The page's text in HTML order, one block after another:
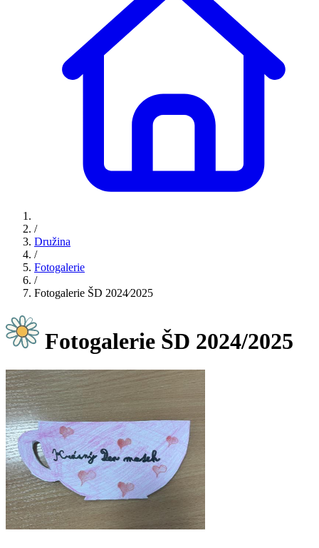
/
Družina
/
Fotogalerie
/
Fotogalerie ŠD 2024⁄2025
Fotogalerie ŠD 2024/2025